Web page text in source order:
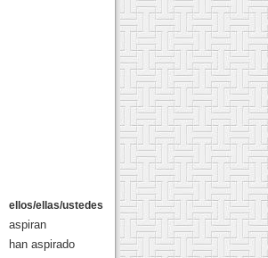
ellos/ellas/ustedes
aspiran
han aspirado